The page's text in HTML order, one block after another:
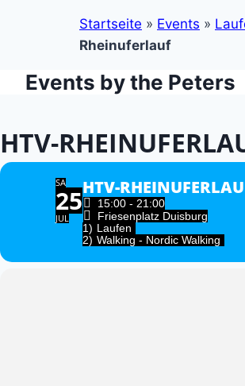
Startseite » Events »
Rheinuferlauf
ZumEvents by the Peters
HTV-
SA
25
JUL
HTV-
15:00 - 21:00
Friesenplatz Duisburg
1) Laufen
2) Walking - Nordic Walking